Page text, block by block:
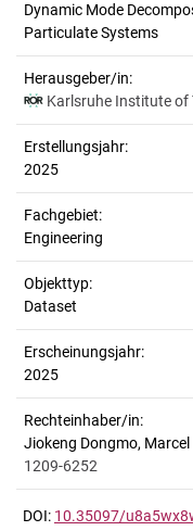
Dynamic Mode
Particulate Systems
Herausgeber/in:
Karlsruhe Institute of
Erstellungsjahr:
2025
Fachgebiet:
Engineering
Objekttyp:
Dataset
Erscheinungsjahr:
2025
Rechteinhaber/in:
Jiokeng Dongmo, Marcel
1209-6252
DOI: 10.35097/